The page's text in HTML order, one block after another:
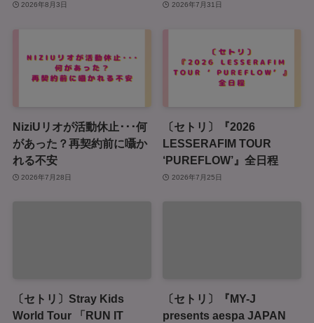
2026年8月3日 2026年7月31日
NiziUリオが活動休止･･･何
があった？再契約前に囁か
れる不安
2026年7月28日
〔セトリ〕『2026
LESSERAFIM TOUR
‘PUREFLOW’』全日程
2026年7月25日
〔セトリ〕Stray Kids
World Tour 「RUN IT
〔セトリ〕『MY-J
presents aespa JAPAN